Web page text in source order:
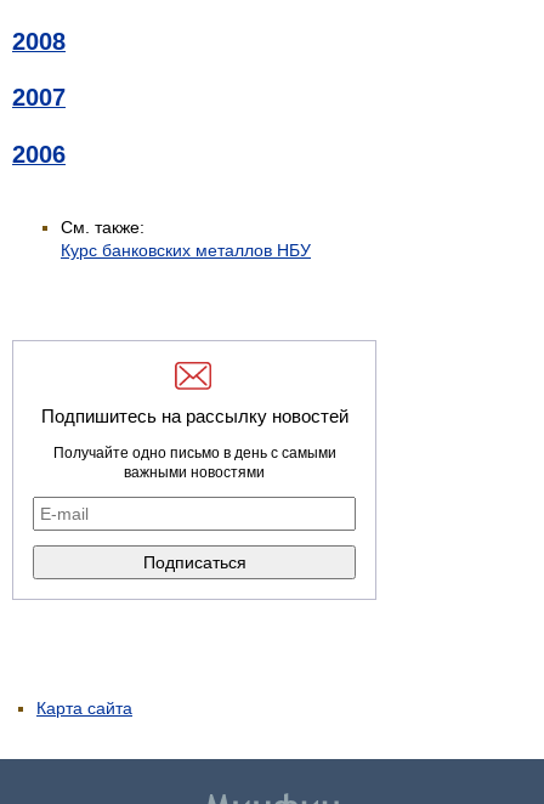
2008
2007
2006
См. также:
Курс банковских металлов НБУ
Подпишитесь на рассылку новостей
Получайте одно письмо в день с самыми
важными новостями
Карта сайта